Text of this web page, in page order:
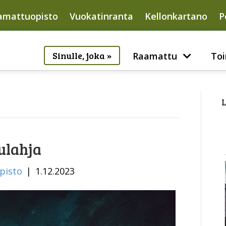
Vuokatinranta Kellonkartano
Sinulle, joka » Raamattu
| 1.12.2023